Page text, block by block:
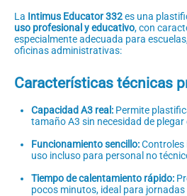
La Intimus Educator 332es una
uso profesional y educativo, con
especialmente adecuada para
oficinas administrativas:
Características técnicas
Capacidad A3 real: Permite
tamaño A3 sin necesidad de plegar
Funcionamiento sencillo:Controles
uso incluso para personal no
Tiempo de calentamiento rápido:
pocos minutos, ideal para